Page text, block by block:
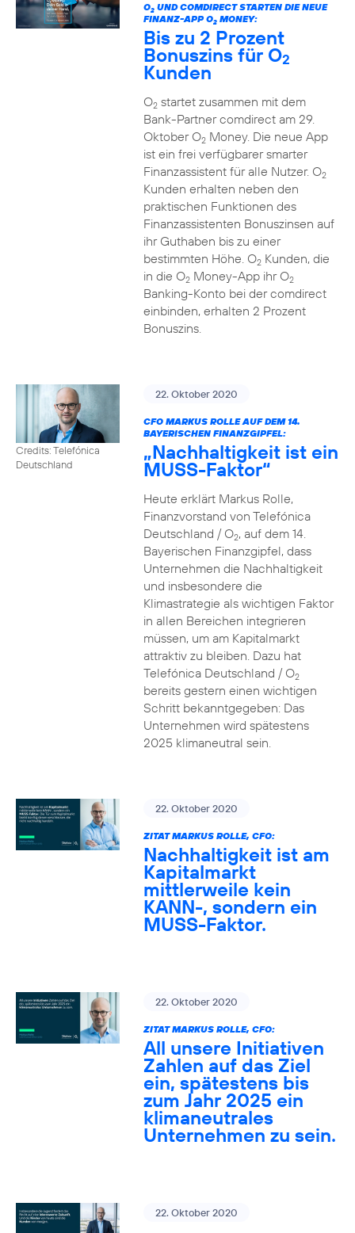
O2UND COMDIRECT STARTEN DIE NEUE
FINANZ-APP O2MONEY:
Bis zu 2 Prozent
Bonuszins für O2
Kunden
O2startet zusammen mit dem
Bank-Partner comdirect am 29.
Oktober O2Money. Die neue App
ist ein frei verfügbarer smarter
Finanzassistent für alle Nutzer. O2
Kunden erhalten neben den
praktischen Funktionen des
Finanzassistenten Bonuszinsen auf
ihr Guthaben bis zu einer
bestimmten Höhe. O2Kunden, die
in die O2Money-App ihr O2
Banking-Konto bei der comdirect
einbinden, erhalten 2 Prozent
Bonuszins.
Credits: Telefónica
Deutschland
22. Oktober 2020
CFO MARKUS ROLLE AUF DEM 14.
BAYERISCHEN FINANZGIPFEL:
„Nachhaltigkeit ist ein
MUSS-Faktor“
Heute erklärt Markus Rolle,
Finanzvorstand von Telefónica
Deutschland / O2, auf dem 14.
Bayerischen Finanzgipfel, dass
Unternehmen die Nachhaltigkeit
und insbesondere die
Klimastrategie als wichtigen Faktor
in allen Bereichen integrieren
müssen, um am Kapitalmarkt
attraktiv zu bleiben. Dazu hat
Telefónica Deutschland / O2
bereits gestern einen wichtigen
Schritt bekanntgegeben: Das
Unternehmen wird spätestens
2025 klimaneutral sein.
22. Oktober 2020
ZITAT MARKUS ROLLE, CFO:
Nachhaltigkeit ist am
Kapitalmarkt
mittlerweile kein
KANN-, sondern ein
MUSS-Faktor.
22. Oktober 2020
ZITAT MARKUS ROLLE, CFO:
All unsere Initiativen
Zahlen auf das Ziel
ein, spätestens bis
zum Jahr 2025 ein
klimaneutrales
Unternehmen zu sein.
22. Oktober 2020